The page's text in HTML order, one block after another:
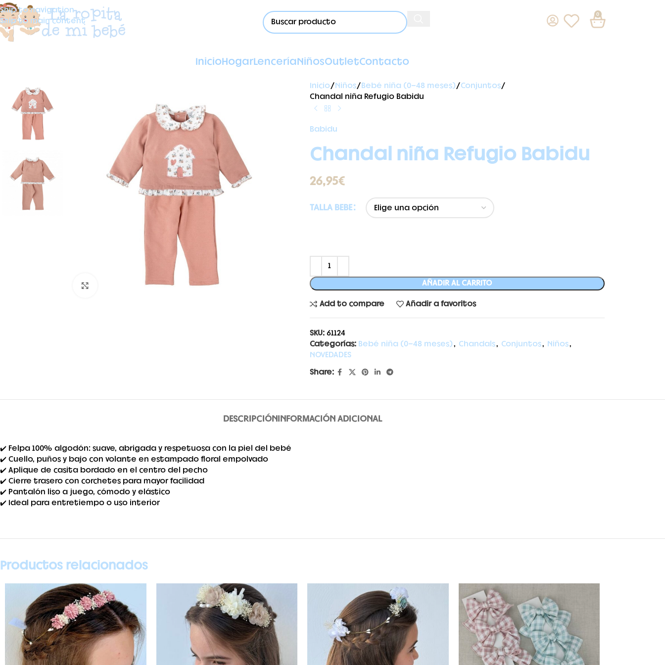
Skip to navigation
Skip to main content
0
InicioHogarLenceríaNiñosOutletContacto
Inicio Niños Bebé niña (0-48 meses)
Conjuntos
Chandal niña Refugio Babidu
Babidu
Chandal niña Refugio Babidu
26,95€
TALLA BEBE
AÑADIR AL CARRITO
Add to compare Añadir a favoritos
SKU: 61124
Categorías: Bebé niña (0-48 meses), Chandals, Conjuntos, Niños,
NOVEDADES
Share:
DESCRIPCIÓNINFORMACIÓN ADICIONAL
✔️ Felpa 100% algodón: suave, abrigada y respetuosa con la piel del bebé
✔️ Cuello, puños y bajo con volante en estampado floral empolvado
✔️ Aplique de casita bordado en el centro del pecho
✔️ Cierre trasero con corchetes para mayor facilidad
✔️ Pantalón liso a juego, cómodo y elástico
✔️ Ideal para entretiempo o uso interior
Productos relacionados